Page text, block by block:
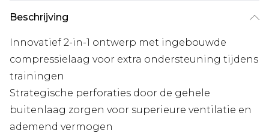
Beschrijving
Innovatief 2-in-1 ontwerp met ingebouwde
compressielaag voor extra ondersteuning tijdens
trainingen
Strategische perforaties door de gehele
buitenlaag zorgen voor superieure ventilatie en
ademend vermogen